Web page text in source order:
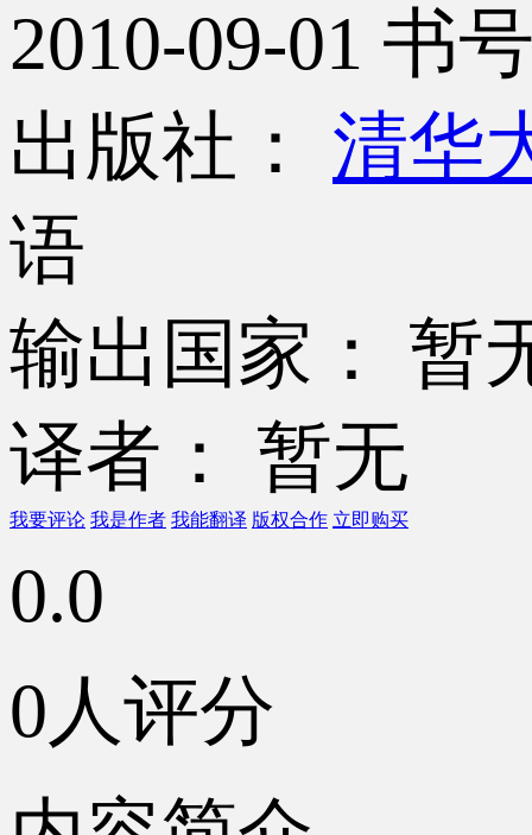
2010-09-01 书
出版社： 清华
语
输出国家： 暂
译者： 暂无
我要评论 我是作者 我能翻译 版权合作 立即购买
0.0
0人评分